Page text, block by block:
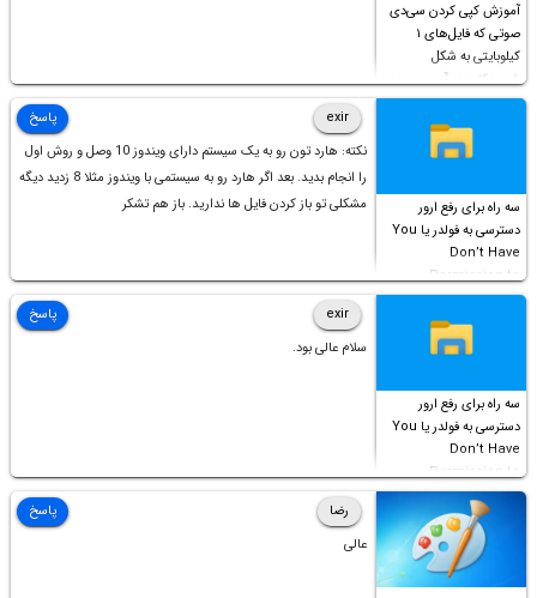
آموزش کپی کردن سی‌دی
صوتی که فایل‌های ۱
کیلوبایتی به شکل
شورت‌کات در آن موجود
است!
سه راه برای رفع ارور
دسترسی به فولدر یا You
Don’t Have
Permission to
Access this folder
exir
نکته: هارد تون رو به یک سیستم دارای ویندوز 10 وصل و روش اول
را انجام بدید. بعد اگر هارد رو به سیستمی با ویندوز مثلا 8 زدید دیگه
مشکلی تو باز کردن فایل ها ندارید. باز هم تشکر
پاسخ
سه راه برای رفع ارور
دسترسی به فولدر یا You
Don’t Have
Permission to
Access this folder
exir
سلام عالی بود.
پاسخ
رضا
عالی
پاسخ